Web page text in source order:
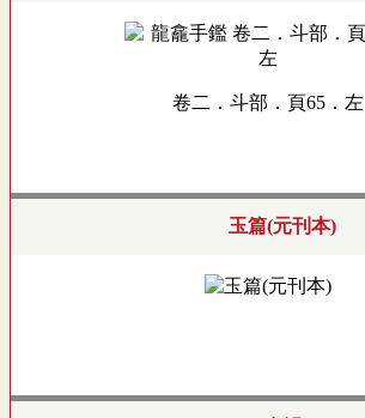
卷二．斗部．頁65．左
玉篇(元刊本)